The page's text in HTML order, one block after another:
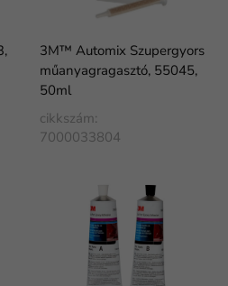
3M™ Automix Szupergyors
műanyagragasztó, 55045,
50ml
cikkszám:
7000033804